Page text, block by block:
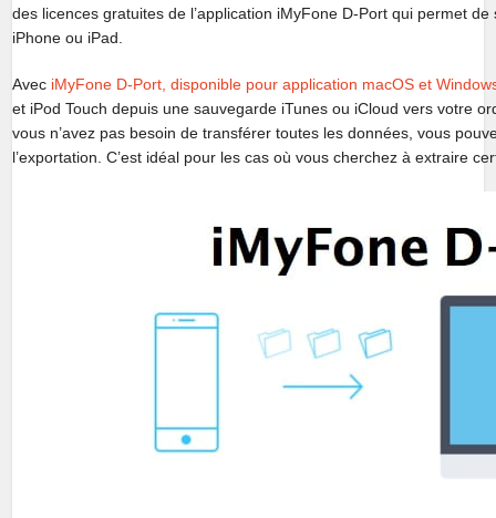
des licences gratuites de l’application iMyFone D-Port qui permet
iPhone ou iPad.
Avec iMyFone D-Port, disponible pour application macOS et
et iPod Touch depuis une sauvegarde iTunes ou iCloud vers votre
vous n’avez pas besoin de transférer toutes les données, vous
l’exportation. C’est idéal pour les cas où vous cherchez à extraire